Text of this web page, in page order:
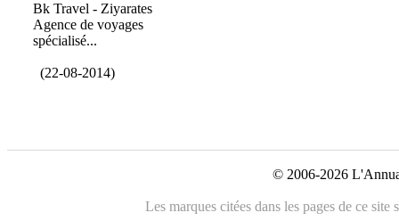
Bk Travel - Ziyarates
Agence de voyages
spécialisé...
(22-08-2014)
© 2006-2026
Les marques citées dans les pages de ce